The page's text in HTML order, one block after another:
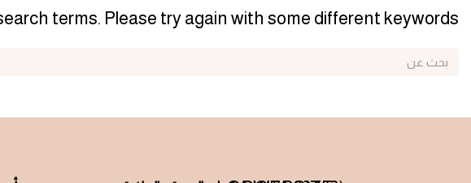
terms. Please try again with some different keywords.